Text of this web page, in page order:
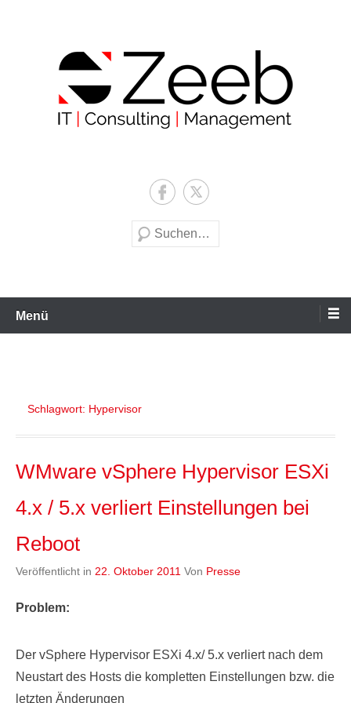
Management
Suche
Menü
Schlagwort: Hypervisor
WMware vSphere Hypervisor ESXi
4.x / 5.x verliert Einstellungen bei
Reboot
Veröffentlicht in 22. Oktober 2011 Von Presse
Problem:
Der vSphere Hypervisor ESXi 4.x/ 5.x verliert nach dem
Neustart des Hosts die kompletten Einstellungen bzw. die
letzten Änderungen